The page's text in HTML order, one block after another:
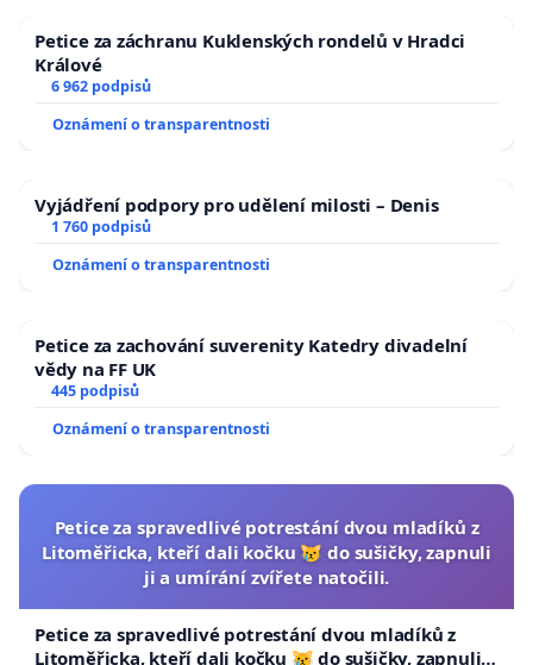
Podpora místních taxislužeb jako vizitka města
Taxislužba je často první službou, se kterou se
Kvalita taxislužby proto významně ovlivňuje celkový
obraz města.
Domníváme se, že by město mělo podporovat
především legálně fungující místní taxislužby, které:
• zaměstnávají řidiče z regionu
• odvádějí daně v České republice
Takový přístup je běžný v řadě evropských měst,
kde je taxislužba vnímána jako součást identity a
reprezentace města.
Petice za záchranu Kuklenských rondelů v Hradci
Králové
6 962 podpisů
Oznámení o transparentnosti
Vyjádření podpory pro udělení milosti – Denis
1 760 podpisů
Oznámení o transparentnosti
Petice za zachování suverenity Katedry divadelní
vědy na FF UK
445 podpisů
Oznámení o transparentnosti
Petice za spravedlivé potrestání dvou mladíků z
Litoměřicka, kteří dali kočku 😿 do sušičky, zapnuli
ji a umírání zvířete natočili.
Petice za spravedlivé potrestání dvou mladíků z
Litoměřicka, kteří dali kočku 😿 do sušičky, zapnuli ji